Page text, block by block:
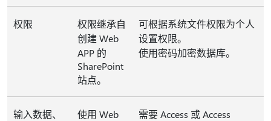
权限
权限继承自
创建 Web
APP 的
SharePoint
站点。
可根据系统文件权限为个人
设置权限。
使用密码加密数据库。
输入数据、
使用 Web
需要 Access 或 Access